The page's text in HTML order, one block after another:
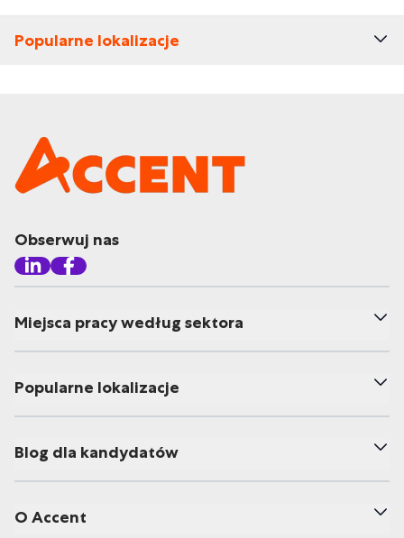
Popularne lokalizacje
Obserwuj nas
Miejsca pracy według sektora
Popularne lokalizacje
Blog dla kandydatów
O Accent